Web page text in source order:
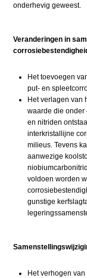
onderhevig geweest.
Veranderingen in
Het toevoegen
put- en
Het verlagen van
waarde die onder
en nitriden
interkristallijne
milieus. Tevens
aanwezige
voldoen worden
gunstige
Het verhogen